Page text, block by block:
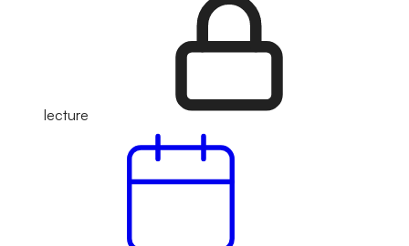
lecture